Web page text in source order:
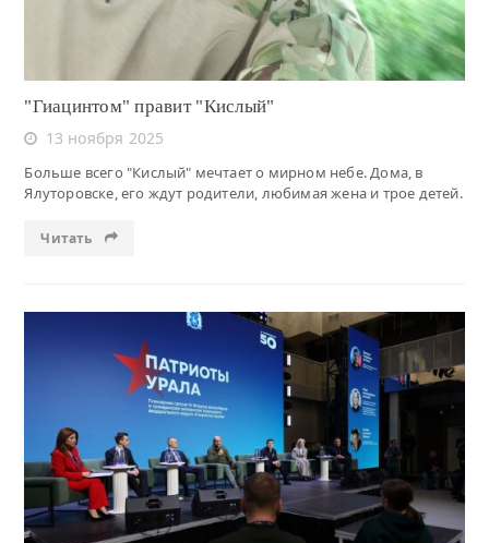
"Гиацинтом" правит "Кислый"
13 ноября 2025
Больше всего "Кислый" мечтает о мирном небе. Дома, в
Ялуторовске, его ждут родители, любимая жена и трое детей.
Читать
Читать